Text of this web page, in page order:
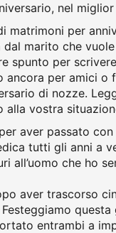
nel
matrimoni per
marito che
spunto per
ancora per amici
di nozze.
alla vostra
aver passato
tutti gli anni a
all’uomo che ho
aver trascorso
entrambi a